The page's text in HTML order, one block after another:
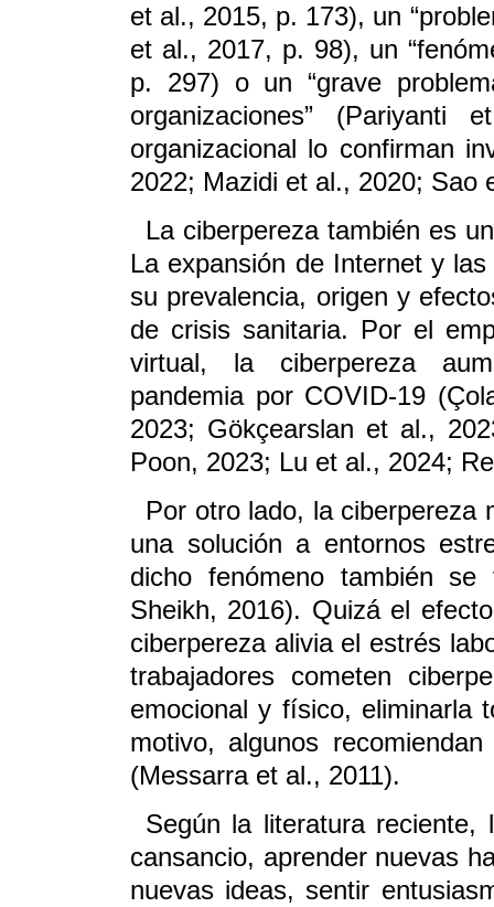
et al., 2015, p. 173), un
et al., 2017, p. 98), un
p. 297) o un “grave
organizaciones”
organizacional lo confirman
2022; Mazidi et al., 2020; Sao
La ciberpereza también es
La expansión de Internet y
su prevalencia, origen y
de crisis sanitaria. Por el
virtual, la ciberpereza
pandemia por COVID-19
2023; Gökçearslan et al.,
Poon, 2023; Lu et al., 2024;
Por otro lado, la ciberpereza
una solución a entornos
dicho fenómeno también
Sheikh, 2016). Quizá el
ciberpereza alivia el estrés
trabajadores cometen
emocional y físico, eliminarla
motivo, algunos
(Messarra et al., 2011).
Según la literatura reciente,
cansancio, aprender nuevas
nuevas ideas, sentir